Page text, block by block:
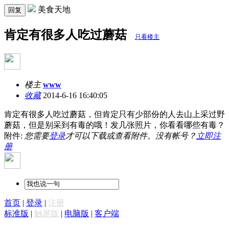
回复 美食天地
肯定有很多人吃过蘑菇 只看楼主
楼主 www
收藏2014-6-16 16:40:05
肯定有很多人吃过蘑菇，但肯定只有少部份的人去山上采过野
蘑菇，但是别采到有毒的哦！发几张照片，你看看哪些有毒？
附件: 您需要登录才可以下载或查看附件。没有帐号？ 立即注
册
首页 | 登录 | 注册
标准版 | 触屏版 | 电脑版 | 客户端